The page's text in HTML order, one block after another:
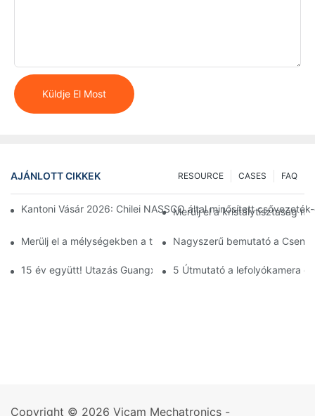
Küldje El Most
AJÁNLOTT CIKKEK FAQ
CASES
RESOURCE
Kantoni Vásár 2026: Chilei NASSCO által minősített
Merülj el a kristálytisztaság
Merülj el a mélységekben a tökéletes 4K víz alatti kamerával
Nagyszerű bemutató a
15 év együtt! Utazás Guangxiba csodálatos csapatunkkal!
5 Útmutató a lefolyókamera
Copyright © 2026 Vicam Mechatronics -